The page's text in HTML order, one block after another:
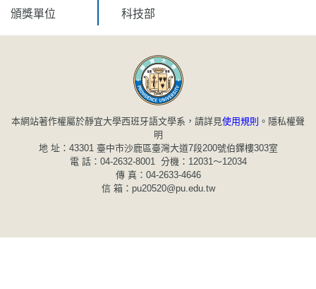
頒獎單位
科技部
本網站著作權屬於靜宜大學西班牙語文學系，請詳見使用規則 。 隱私權聲
明
地 址：43301 臺中市沙鹿區臺灣大道7段200號伯鐸樓303室
電 話：04-2632-8001 分機：12031～12034
傳 真：04-2633-4646
信 箱：pu20520@pu.edu.tw